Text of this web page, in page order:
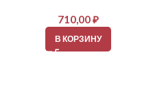
710,00₽
В КОРЗИНУ